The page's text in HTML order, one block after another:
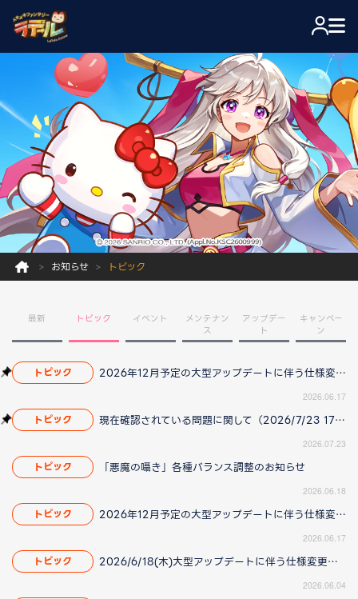
お知らせ トピック
最新 トピック イベント
メンテナン
ス
アップデー
ト
キャンペー
ン
トピック 2026年12月予定の大型アップデートに伴う仕様変更のお知らせ
2026.06.17
トピック 現在確認されている問題に関して（2026/7/23 17:00更新）
2026.07.23
トピック 「悪魔の囁き」各種バランス調整のお知らせ
2026.06.18
トピック 2026年12月予定の大型アップデートに伴う仕様変更のお知らせ
2026.06.17
トピック 2026/6/18(木)大型アップデートに伴う仕様変更のお知らせ(2026/06/04 更新)
2026.06.04